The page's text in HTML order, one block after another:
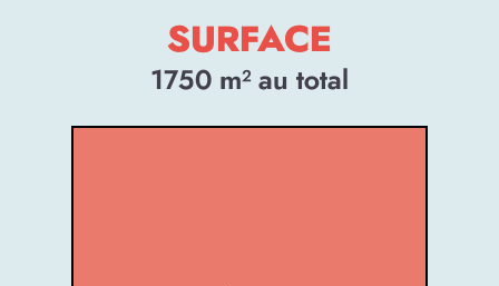
SURFACE
1750 m² au total